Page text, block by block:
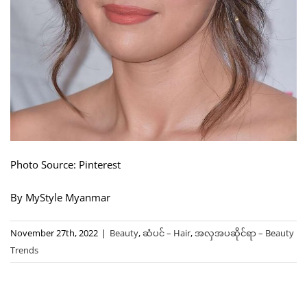
Photo Source: Pinterest
By MyStyle Myanmar
November 27th, 2022 | Beauty,ဆံပင် – Hair,အလှအပဆိုင်ရာ – Beauty
Trends